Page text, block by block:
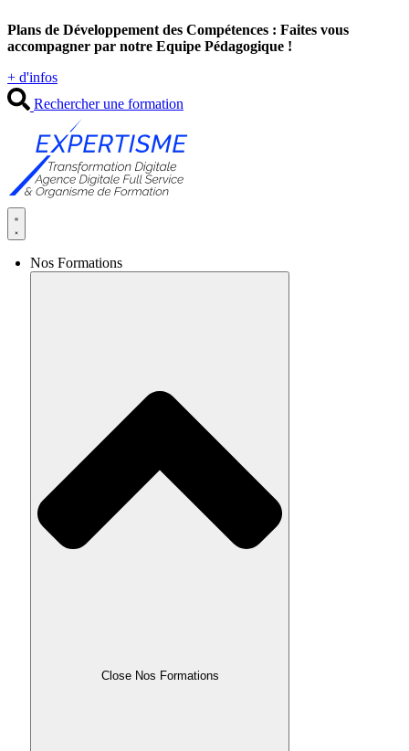
au
contenu
Plans de Développement des Compétences : Faites vous
accompagner par notre Equipe Pédagogique !
+ d'infos
Rechercher une formation
Nos Formations
Close Nos Formations